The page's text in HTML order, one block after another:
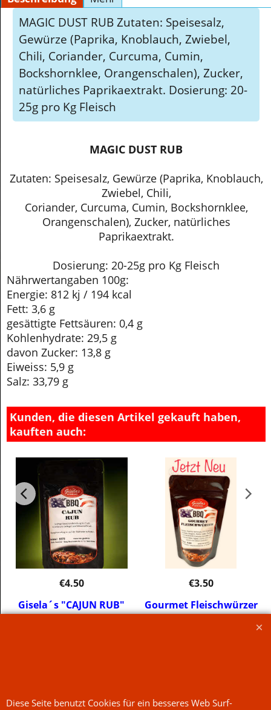
MAGIC DUST RUB Zutaten: Speisesalz,
Gewürze (Paprika, Knoblauch, Zwiebel,
Chili, Coriander, Curcuma, Cumin,
Bockshornklee, Orangenschalen), Zucker,
natürliches Paprikaextrakt. Dosierung: 20-
25g pro Kg Fleisch
MAGIC DUST RUB
Zutaten: Speisesalz, Gewürze (Paprika, Knoblauch,
Zwiebel, Chili,
Coriander, Curcuma, Cumin, Bockshornklee,
Orangenschalen), Zucker, natürliches
Paprikaextrakt.
Dosierung: 20-25g pro Kg Fleisch
Nährwertangaben 100g:
Energie: 812 kj / 194 kcal
Fett: 3,6 g
gesättigte Fettsäuren: 0,4 g
Kohlenhydrate: 29,5 g
davon Zucker: 13,8 g
Eiweiss: 5,9 g
Salz: 33,79 g
Kunden, die diesen Artikel gekauft haben,
kauften auch:
€4.50
Gisela´s "CAJUN RUB"
€3.50
Gourmet Fleischwürzer
Diese Seite benutzt Cookies für ein besseres Web Surf-